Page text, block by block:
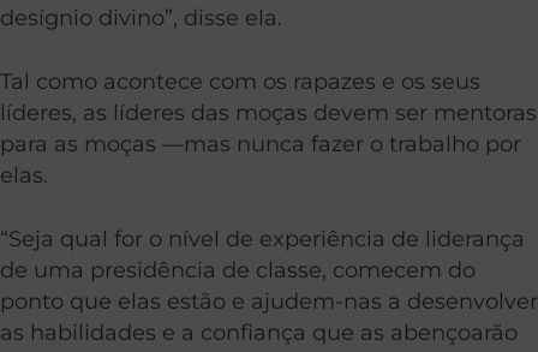
desígnio divino”, disse ela.
Tal como acontece com os rapazes e os seus
líderes, as líderes das moças devem ser mentoras
para as moças —mas nunca fazer o trabalho por
elas.
“Seja qual for o nível de experiência de liderança
de uma presidência de classe, comecem do
ponto que elas estão e ajudem-nas a desenvolver
as habilidades e a confiança que as abençoarão